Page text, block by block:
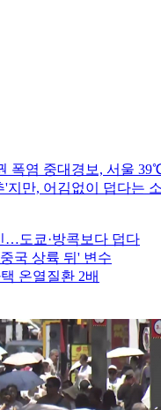
폭염 중대경보, 서울
지만, 어김없이 덥다는
…도쿄·방콕보다 덥다
국 상륙 뒤' 변수
온열질환 2배